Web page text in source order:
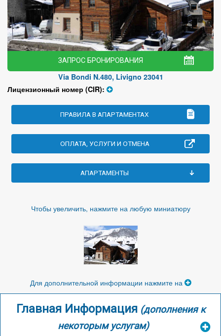
ЗАПРОС БРОНИРОВАНИЯ
Via Bondi N.480, Livigno 23041
Лицензионный номер (CIR):
ПРАВИЛА В АПАРТАМЕНТАХ
ОПЛАТА, УСЛУГИ И ОТМЕНА
АПАРТАМЕНТЫ
Чтобы увеличить, нажмите на любую миниатюру
Для дополнительной информации нажмите на
Главная Информация (дополнения к
некоторым услугам)